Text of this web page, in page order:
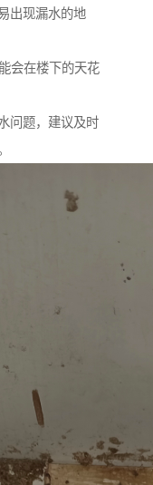
出现漏水的地
会在楼下的天花
问题，建议及时